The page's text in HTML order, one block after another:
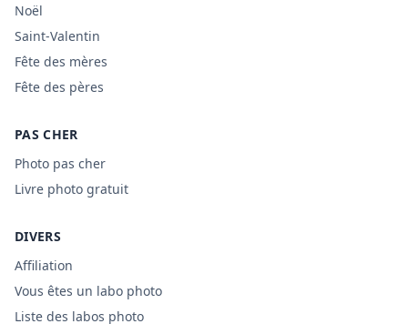
Noël
Saint-Valentin
Fête des mères
Fête des pères
PAS CHER
Photo pas cher
Livre photo gratuit
DIVERS
Affiliation
Vous êtes un labo photo
Liste des labos photo